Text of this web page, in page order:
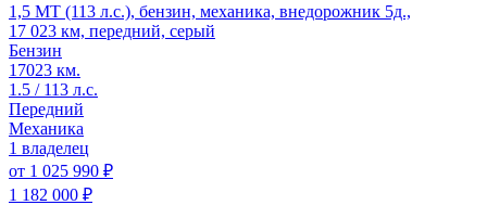
1,5 MT (113 л.с.), бензин, механика, внедорожник 5д.,
17 023 км, передний, серый
Бензин
17023 км.
1.5 / 113 л.с.
Передний
Механика
1 владелец
от 1 025 990 ₽
1 182 000 ₽